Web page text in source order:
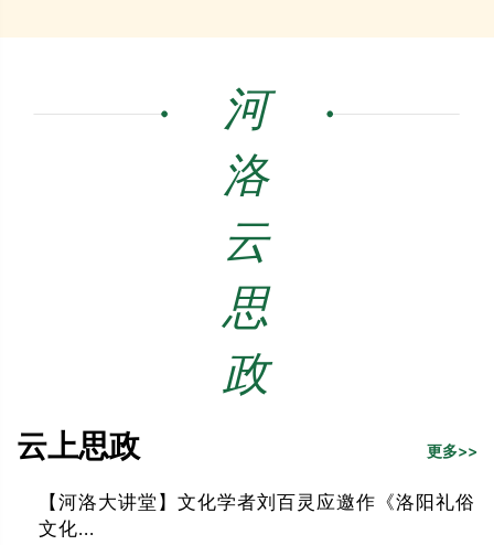
河
洛
云
思
政
云上思政 更多>>
【河洛大讲堂】文化学者刘百灵应邀作《洛阳礼俗
文化...